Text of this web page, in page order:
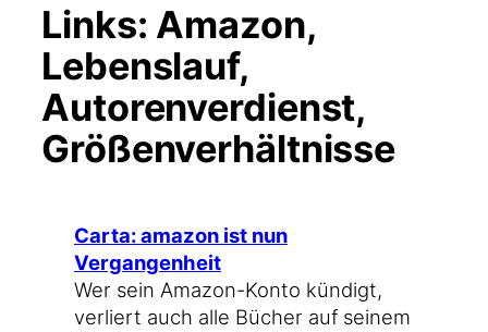
Links: Amazon,
Lebenslauf,
Autorenverdienst,
Größenverhältnisse
Car­ta: ama­zon ist nun
Vergangenheit
Wer sein Amazon-Konto kün­digt,
ver­liert auch alle Bücher auf sei­nem